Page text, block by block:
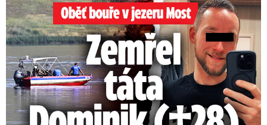
Oběť bouře v jezeru Most: Zemřel táta Dominik (†28)